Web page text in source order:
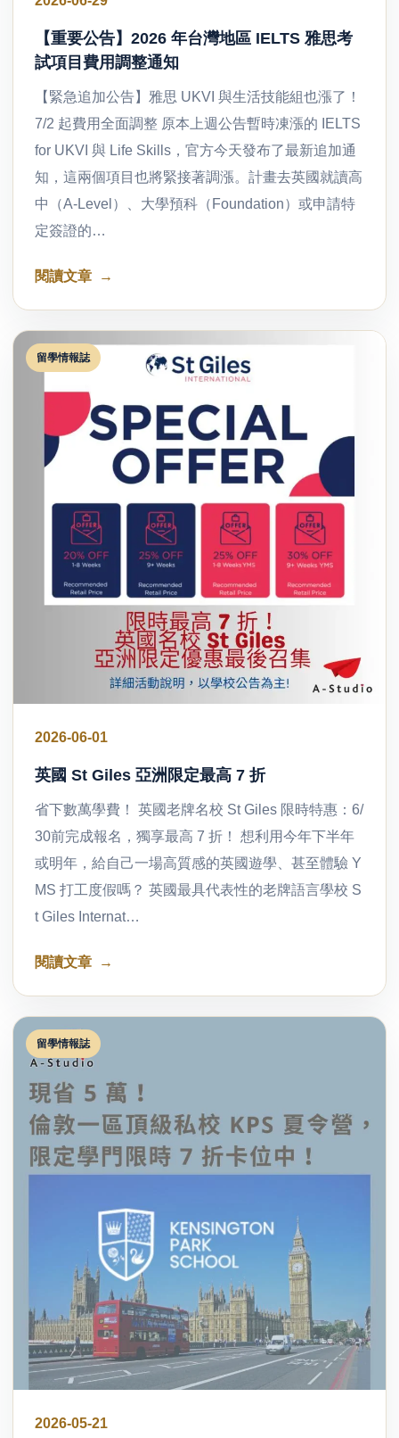
【重要公告】2026 年台灣地區 IELTS 雅思考
試項目費用調整通知
【緊急追加公告】雅思 UKVI 與生活技能組也漲了！
7/2 起費用全面調整 原本上週公告暫時凍漲的 IELTS
for UKVI 與 Life Skills，官方今天發布了最新追加通
知，這兩個項目也將緊接著調漲。計畫去英國就讀高
中（A-Level）、大學預科（Foundation）或申請特
定簽證的…
閱讀文章
留學情報誌
2026-06-01
英國 St Giles 亞洲限定最高 7 折
省下數萬學費！ 英國老牌名校 St Giles 限時特惠：6/
30前完成報名，獨享最高 7 折！ 想利用今年下半年
或明年，給自己一場高質感的英國遊學、甚至體驗 Y
MS 打工度假嗎？ 英國最具代表性的老牌語言學校 S
t Giles Internat…
閱讀文章
留學情報誌
2026-05-21